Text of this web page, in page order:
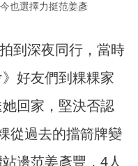
也選擇力挺范姜彥
到深夜同行，當時
好友們到粿粿家
回家，堅決否認
從過去的擋箭牌變
邊范姜彥豐，4人